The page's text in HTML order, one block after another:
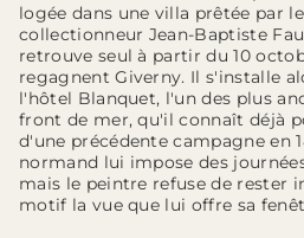
logée dans une villa prêtée par
collectionneur Jean-Baptiste
retrouve seul à partir du 10
regagnent Giverny. Il s'installe
l'hôtel Blanquet, l'un des plus
front de mer, qu'il connaît déjà
d'une précédente campagne en
normand lui impose des
mais le peintre refuse de rester
motif la vue que lui offre sa